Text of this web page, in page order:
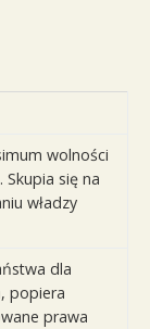
wolności
się na
władzy
dla
popiera
prawa